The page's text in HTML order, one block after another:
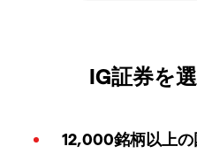
IG証券を
12,000銘柄以上の